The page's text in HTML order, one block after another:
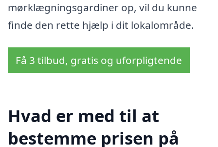
mørklægningsgardiner op, vil du kunne
finde den rette hjælp i dit lokalområde.
Få 3 tilbud, gratis og uforpligtende
Hvad er med til at
bestemme prisen på